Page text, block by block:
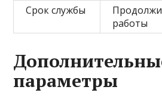
Срок службы
работы
параметры